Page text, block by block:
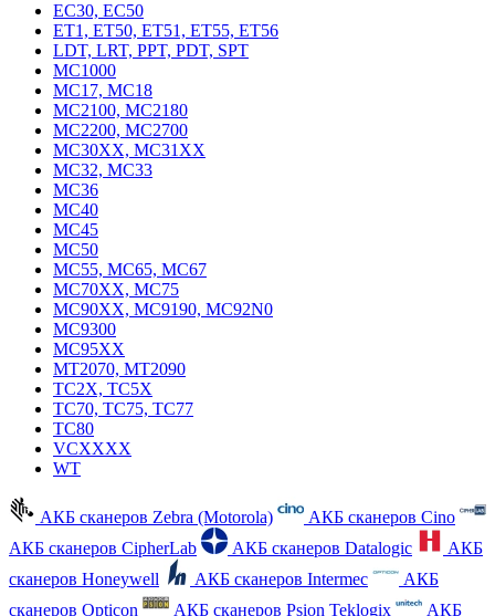
EC30, EC50
ET1, ET50, ET51, ET55, ET56
LDT, LRT, PPT, PDT, SPT
MC1000
MC17, MC18
MC2100, MC2180
MC2200, MC2700
MC30XX, MC31XX
MC32, MC33
MC36
MC40
MC45
MC50
MC55, MC65, MC67
MC70XX, MC75
MC90XX, MC9190, MC92N0
MC9300
MC95XX
MT2070, MT2090
TC2X, TC5X
TC70, TC75, TC77
TC80
VCXXXX
WT
АКБ сканеров Zebra (Motorola)
АКБ сканеров Cino
АКБ сканеров CipherLab
АКБ сканеров Datalogic
АКБ
сканеров Honeywell
АКБ сканеров Intermec
АКБ
сканеров Opticon
АКБ сканеров Psion Teklogix
АКБ